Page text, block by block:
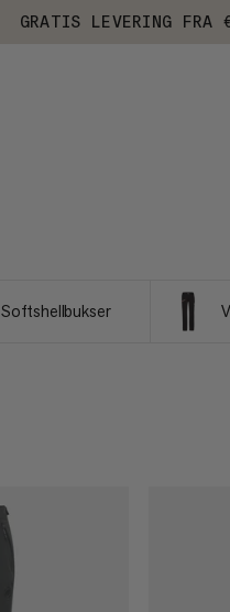
GRATIS LEVERING FRA
Softshellbukser